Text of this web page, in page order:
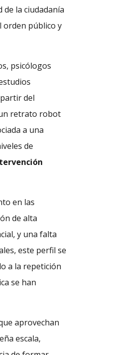
la ciudadanía
orden público y
psicólogos
del
retrato robot
a una
de
en las
de alta
y una falta
este perfil se
a la repetición
se han
aprovechan
escala,